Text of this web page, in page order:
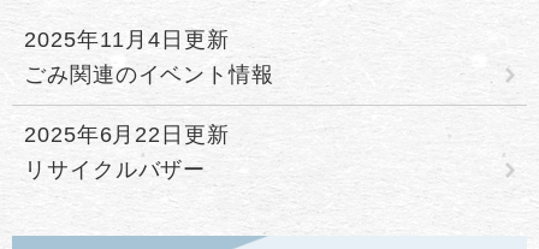
2025年11月4日更新
ごみ関連のイベント情報
2025年6月22日更新
リサイクルバザー